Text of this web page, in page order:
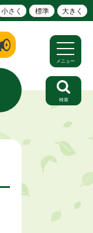
小さく 標準 大きく
メニュー
検索